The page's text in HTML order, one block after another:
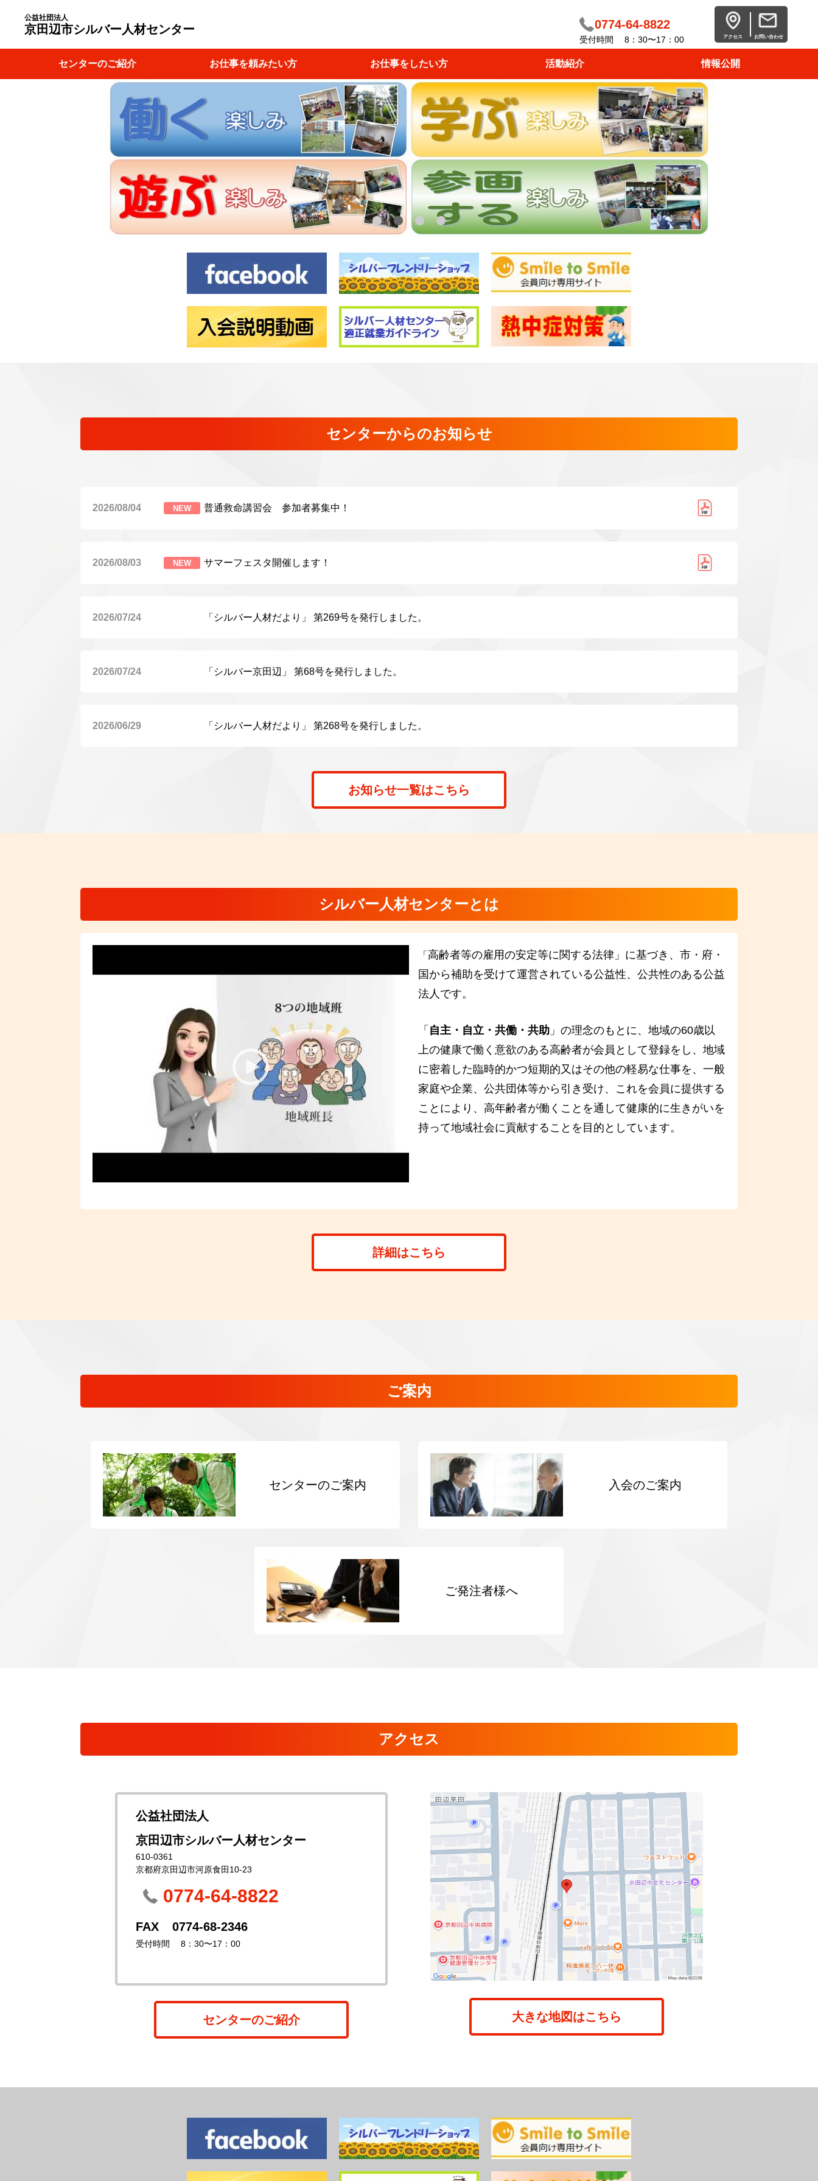
公益社団法人
京田辺市シルバー人材センター 0774-64-8822
受付時間 8：30〜17：00 アクセス お問い合わせ
センターのご紹介 お仕事を頼みたい方 お仕事をしたい方 活動紹介 情報公開
センターからのお知らせ
2026/08/04 NEW 普通救命講習会 参加者募集中！
2026/08/03 NEW サマーフェスタ開催します！
2026/07/24 「シルバー人材だより」 第269号を発行しました。
2026/07/24 「シルバー京田辺」 第68号を発行しました。
2026/06/29 「シルバー人材だより」 第268号を発行しました。
お知らせ一覧はこちら
シルバー人材センターとは
「 高齢者等の雇用の安定等に関する法律」に基づき、市・府・
国から補助を受けて運営されている公益性、公共性のある公益
法人です。
「 自主・自立・共働・共助 」の理念のもとに、地域の60歳以
上の健康で働く意欲のある高齢者が会員として登録をし、地域
に密着した臨時的かつ短期的又はその他の軽易な仕事を、一般
家庭や企業、公共団体等から引き受け、これを会員に提供する
ことにより、高年齢者が働くことを通して健康的に生きがいを
持って地域社会に貢献することを目的としています。
詳細はこちら
ご案内
センターのご案内 入会のご案内
ご発注者様へ
アクセス
公益社団法人
京田辺市シルバー人材センター
610-0361
京都府京田辺市河原食田10-23
0774-64-8822
0774-68-2346
受付時間 8：30〜17：00
センターのご紹介 大きな地図はこちら